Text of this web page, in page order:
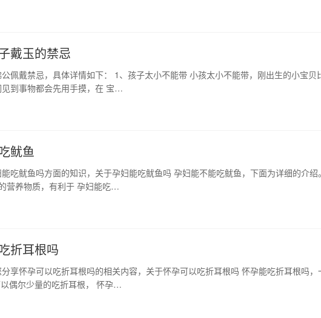
戴玉的禁忌
佩戴禁忌，具体详情如下： 1、孩子太小不能带 小孩太小不能带，刚出生的小宝贝
到事物都会先用手摸，在 宝…
鱿鱼
吃鱿鱼吗方面的知识，关于孕妇能吃鱿鱼吗 孕妇能不能吃鱿鱼，下面为详细的介绍
营养物质，有利于 孕妇能吃…
折耳根吗
享怀孕可以吃折耳根吗的相关内容，关于怀孕可以吃折耳根吗 怀孕能吃折耳根吗，
偶尔少量的吃折耳根， 怀孕…